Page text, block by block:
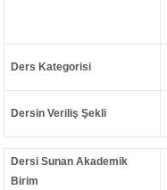
Ders Kategorisi
Dersin Veriliş Şekli
Dersi Sunan Akademik
Birim